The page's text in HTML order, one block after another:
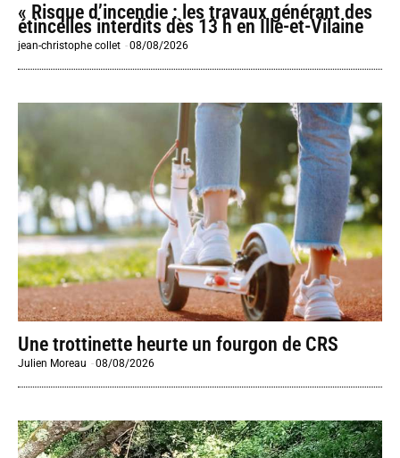
« Risque d’incendie : les travaux générant des
étincelles interdits dès 13 h en Ille-et-Vilaine
jean-christophe collet -08/08/2026
Une trottinette heurte un fourgon de CRS
Julien Moreau -08/08/2026